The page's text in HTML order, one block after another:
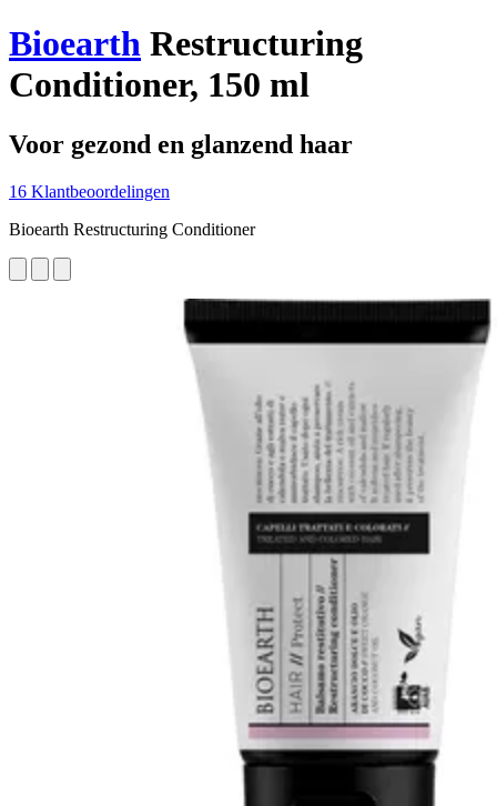
Bioearth Restructuring
Conditioner, 150 ml
Voor gezond en glanzend haar
16 Klantbeoordelingen
Bioearth Restructuring Conditioner